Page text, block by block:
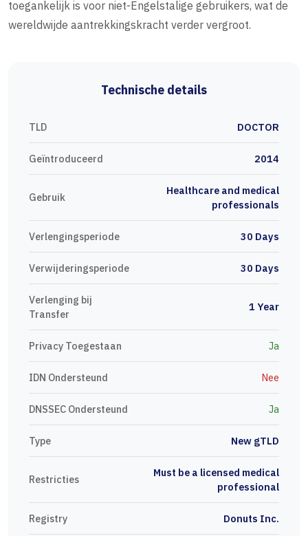
toegankelijk is voor niet-Engelstalige gebruikers, wat de
wereldwijde aantrekkingskracht verder vergroot.
Technische details
TLD DOCTOR
Geïntroduceerd 2014
Gebruik
Healthcare and medical
professionals
Verlengingsperiode 30 Days
Verwijderingsperiode 30 Days
Verlenging bij
Transfer
1 Year
Privacy Toegestaan Ja
IDN Ondersteund Nee
DNSSEC Ondersteund Ja
Type New gTLD
Restricties
Must be a licensed medical
professional
Registry Donuts Inc.